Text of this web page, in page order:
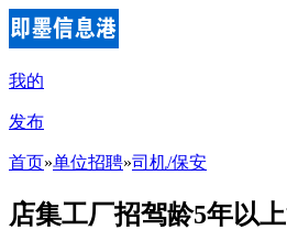
我的
发布
首页»单位招聘»司机/保安
店集工厂招驾龄5年以